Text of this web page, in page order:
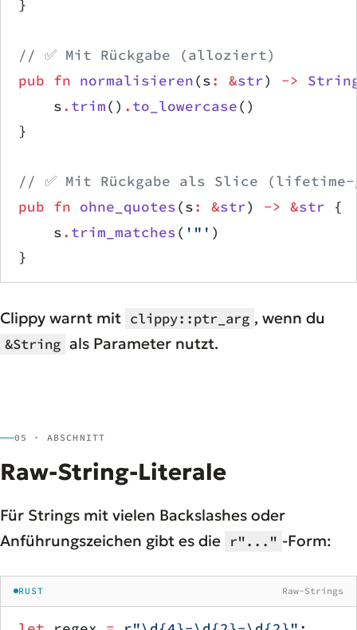
}
// ✅ Mit Rückgabe (alloziert)
pub fn normalisieren(s: &str) ->
    s
. trim() . to_lowercase()
}
// ✅ Mit Rückgabe als Slice (lifetime-
pub fn ohne_quotes(s: &str) -> &str {
    s
. trim_matches( '"' )
}
Clippy warnt mit clippy::ptr_arg , wenn du
&String als Parameter nutzt.
05 · ABSCHNITT
Raw-String-Literale
Für Strings mit vielen Backslashes oder
Anführungszeichen gibt es die r"..." -Form:
RUST Raw-Strings